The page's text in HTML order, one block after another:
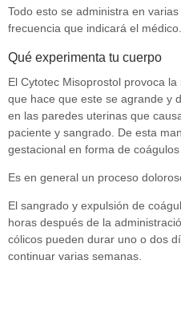
Todo esto se administra en
frecuencia que indicará el médico.
Qué experimenta tu cuerpo
El Cytotec Misoprostol provoca
que hace que este se agrande y
en las paredes uterinas que
paciente y sangrado. De esta
gestacional en forma de
Es en general un proceso
El sangrado y expulsión de
horas después de la
cólicos pueden durar uno o dos
continuar varias semanas.